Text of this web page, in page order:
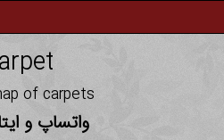
of carpets
واتساپ و ایتا